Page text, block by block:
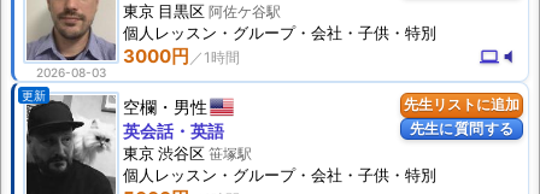
2026-08-03
3000円 computer volume_mute
東京 目黒区 阿佐ケ谷駅
個人 レッスン ・グループ・会社・子供・特別
先生リストに追加
先生に質問する
更新
空欄 男性
英会話・英語
東京 渋谷区 笹塚駅
個人 レッスン ・グループ・会社・子供・特別